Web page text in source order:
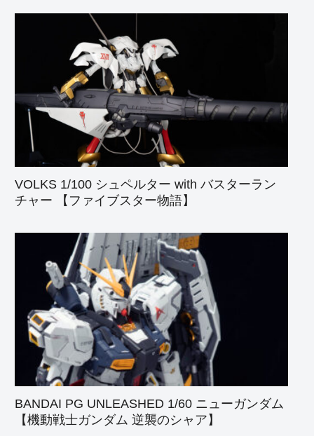
VOLKS 1/100 シュペルター with バスターラン
チャー 【ファイブスター物語】
BANDAI PG UNLEASHED 1/60 ニューガンダム
【機動戦士ガンダム 逆襲のシャア】